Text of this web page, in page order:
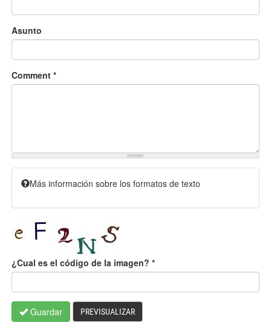
Asunto
Comment *
Más información sobre los formatos de texto
¿Cual es el código de la imagen? *
Guardar PREVISUALIZAR